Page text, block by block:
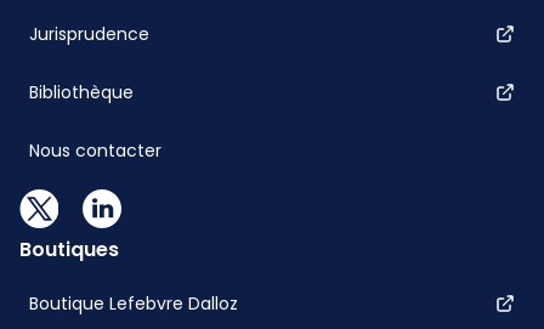
Jurisprudence
Bibliothèque
Nous contacter
Boutiques
Boutique Lefebvre Dalloz